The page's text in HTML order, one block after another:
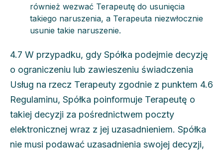
również wezwać Terapeutę do usunięcia
takiego naruszenia, a Terapeuta niezwłocznie
usunie takie naruszenie.
4.7 W przypadku, gdy Spółka podejmie decyzję
o ograniczeniu lub zawieszeniu świadczenia
Usług na rzecz Terapeuty zgodnie z punktem 4.6
Regulaminu, Spółka poinformuje Terapeutę o
takiej decyzji za pośrednictwem poczty
elektronicznej wraz z jej uzasadnieniem. Spółka
nie musi podawać uzasadnienia swojej decyzji,